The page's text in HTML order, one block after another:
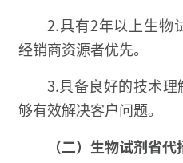
2.具有2年以上生物
经销商资源者优先。
3.具备良好的技术
够有效解决客户问题。
（二）生物试剂省